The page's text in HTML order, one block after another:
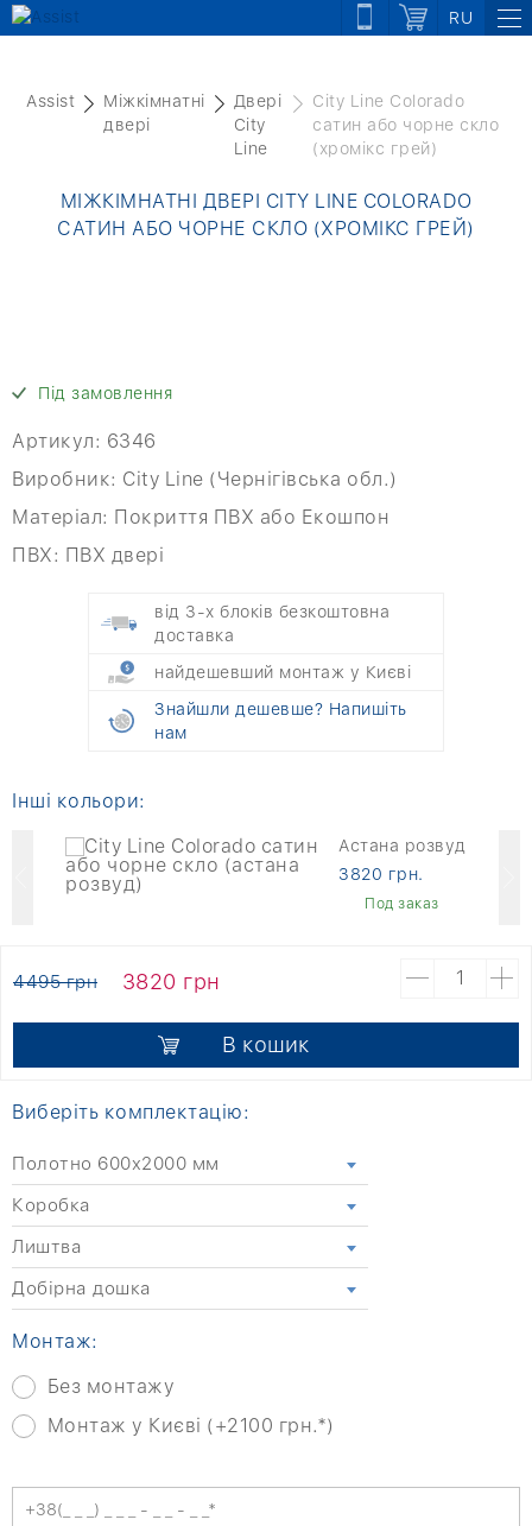
RU
Assist
Міжкімнатні
двері
Двері
City
Line
City Line Colorado
сатин або чорне скло
(хромікс грей)
МІЖКІМНАТНІ ДВЕРІ CITY LINE COLORADO
САТИН АБО ЧОРНЕ СКЛО (ХРОМІКС ГРЕЙ)
Під замовлення
Артикул: 6346
Виробник: City Line (Чернігівська обл.)
Матеріал: Покриття ПВХ або Екошпон
ПВХ: ПВХ двері
від 3-х блоків безкоштовна
доставка
найдешевший монтаж у Києві
Знайшли дешевше? Напишіть
нам
Інші кольори:
Астана розвуд
3820 грн.
Под заказ
4495 грн 3820 грн
В кошик
Виберіть комплектацію:
Полотно 600x2000 мм
Коробка
Лиштва
Добірна дошка
Монтаж:
Без монтажу
Монтаж у Києві (+2100 грн.*)